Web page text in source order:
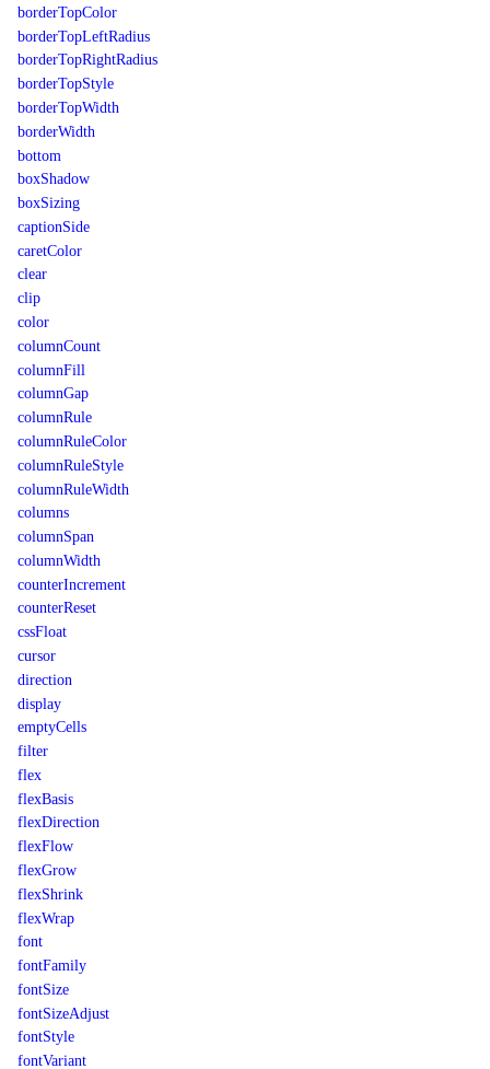
borderTopColor
borderTopLeftRadius
borderTopRightRadius
borderTopStyle
borderTopWidth
borderWidth
bottom
boxShadow
boxSizing
captionSide
caretColor
clear
clip
color
columnCount
columnFill
columnGap
columnRule
columnRuleColor
columnRuleStyle
columnRuleWidth
columns
columnSpan
columnWidth
counterIncrement
counterReset
cssFloat
cursor
direction
display
emptyCells
filter
flex
flexBasis
flexDirection
flexFlow
flexGrow
flexShrink
flexWrap
font
fontFamily
fontSize
fontSizeAdjust
fontStyle
fontVariant